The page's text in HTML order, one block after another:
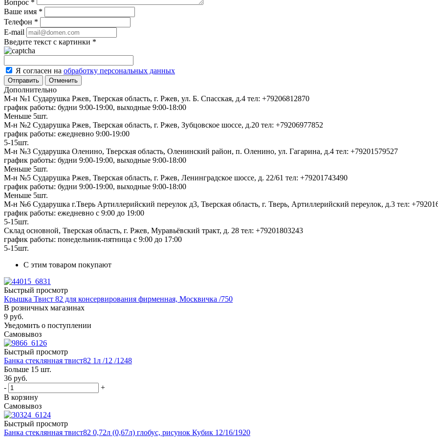
Вопрос *
Ваше имя *
Телефон *
E-mail
Введите текст с картинки *
Я согласен на обработку персональных данных
Отменить
Дополнительно
М-н №1 Сударушка Ржев, Тверская область, г. Ржев, ул. Б. Спасская, д.4 тел: +79206812870
график работы: будни 9:00-19:00, выходные 9:00-18:00
Меньше 5шт.
М-н №2 Cударушка Ржев, Тверская область, г. Ржев, Зубцовское шоссе, д.20 тел: +79206977852
график работы: ежедневно 9:00-19:00
5-15шт.
М-н №3 Сударушка Оленино, Тверская область, Оленинский район, п. Оленино, ул. Гагарина, д.4 тел: +79201579527
график работы: будни 9:00-19:00, выходные 9:00-18:00
Меньше 5шт.
М-н №5 Сударушка Ржев, Тверская область, г. Ржев, Ленинградское шоссе, д. 22/61 тел: +79201743490
график работы: будни 9:00-19:00, выходные 9:00-18:00
Меньше 5шт.
М-н №6 Сударушка г.Тверь Артиллерийский переулок д3, Тверская область, г. Тверь, Артиллерийский переулок, д.3 тел:
график работы: ежедневно с 9:00 до 19:00
5-15шт.
Склад основной, Тверская область, г. Ржев, Муравьёвский тракт, д. 28 тел: +79201803243
график работы: понедельник-пятница с 9:00 до 17:00
5-15шт.
С этим товаром покупают
Быстрый просмотр
Крышка Твист 82 для консервирования фирменная, Москвичка /750
В розничных магазинах
9 руб.
Уведомить о поступлении
Самовывоз
Быстрый просмотр
Банка стеклянная твист82 1л /12 /1248
Больше 15 шт.
36 руб.
-
+
В корзину
Самовывоз
Быстрый просмотр
Банка стеклянная твист82 0,72л (0,67л) глобус, рисунок Кубик 12/16/1920